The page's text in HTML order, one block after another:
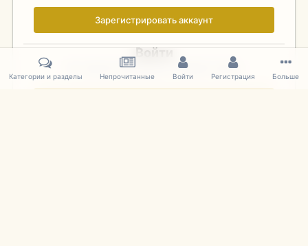
Зарегистрировать аккаунт
Войти
Уже зарегистрированы? Войдите здесь.
Категории и разделы Непрочитанные Войти Регистрация Больше